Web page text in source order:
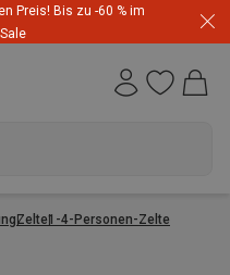
Preis! Bis zu -60 % im
Zelte1-4-Personen-Zelte